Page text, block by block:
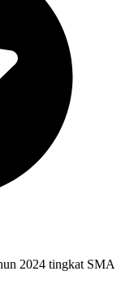
2024 tingkat SMA